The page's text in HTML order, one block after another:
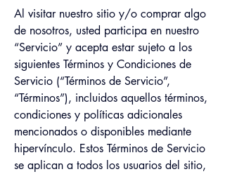
Al visitar nuestro sitio y/o comprar algo
de nosotros, usted participa en nuestro
“Servicio” y acepta estar sujeto a los
siguientes Términos y Condiciones de
Servicio (“Términos de Servicio”,
“Términos”), incluidos aquellos términos,
condiciones y políticas adicionales
mencionados o disponibles mediante
hipervínculo. Estos Términos de Servicio
se aplican a todos los usuarios del sitio,